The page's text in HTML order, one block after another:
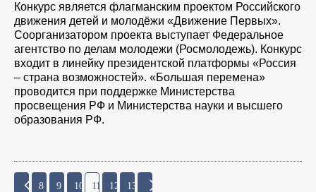
Конкурс является флагманским проектом Российского
движения детей и молодёжи «Движение Первых».
Соорганизатором проекта выступает Федеральное
агентство по делам молодежи (Росмолодежь). Конкурс
входит в линейку президентской платформы «Россия
– страна возможностей». «Большая перемена»
проводится при поддержке Министерства
просвещения РФ и Министерства науки и высшего
образования РФ.
8 9 10 11 12 13